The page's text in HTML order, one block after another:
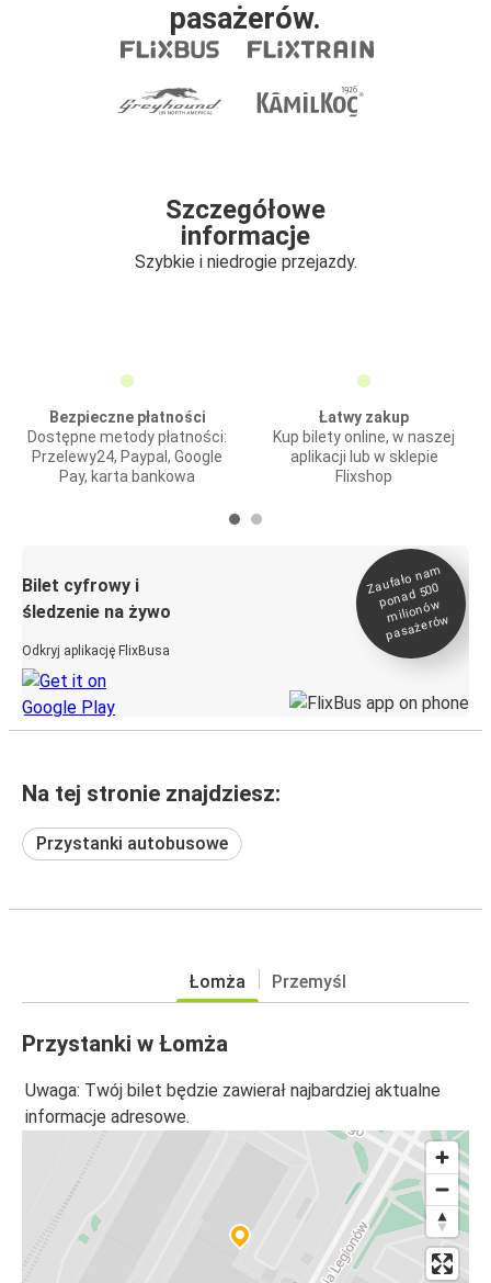
pasażerów.
Szczegółowe
informacje
Szybkie i niedrogie przejazdy.
Bezpieczne płatności
Dostępne metody płatności:
Przelewy24, Paypal, Google
Pay, karta bankowa
Łatwy zakup
Kup bilety online, w naszej
aplikacji lub w sklepie
Flixshop
Bilet cyfrowy i
śledzenie na żywo
Odkryj aplikację FlixBusa
Zaufało na
m
ponad 500
milionó
w
pasażeró
w
Na tej stronie znajdziesz:
Przystanki autobusowe
Łomża Przemyśl
Przystanki w Łomża
Uwaga: Twój bilet będzie zawierał najbardziej aktualne
informacje adresowe.